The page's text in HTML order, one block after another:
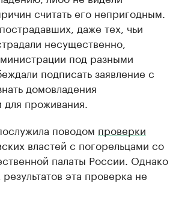
считать его непригодным.
даже тех, чьи
несущественно,
под разными
подписать заявление с
домовладения
проживания.
поводом проверки
властей с погорельцами со
палаты России. Однако
эта проверка не